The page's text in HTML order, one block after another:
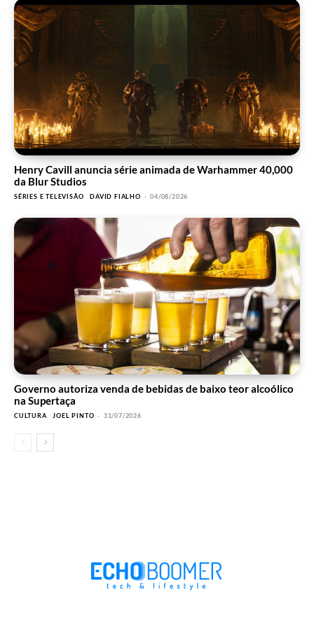
Henry Cavill anuncia série animada de Warhammer 40,000
da Blur Studios
SÉRIES E TELEVISÃO DAVID FIALHO - 04/08/2026
Governo autoriza venda de bebidas de baixo teor alcoólico
na Supertaça
CULTURA JOEL PINTO - 31/07/2026